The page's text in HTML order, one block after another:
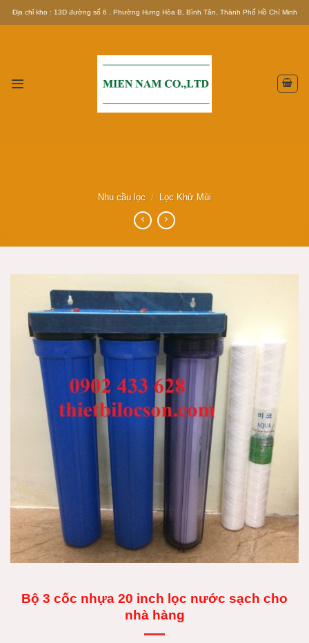
Địa chỉ kho : 13D đường số 6 , Phường Hưng Hòa B, Bình Tân, Thành Phố Hồ Chí Minh
Nhu cầu lọc / Lọc Khử Mùi
Bộ 3 cốc nhựa 20 inch lọc nước sạch cho
nhà hàng